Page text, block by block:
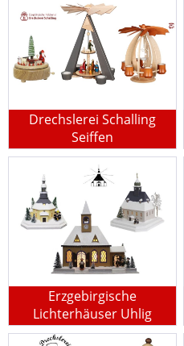
Drechslerei Schalling
Seiffen
Erzgebirgische
Lichterhäuser Uhlig